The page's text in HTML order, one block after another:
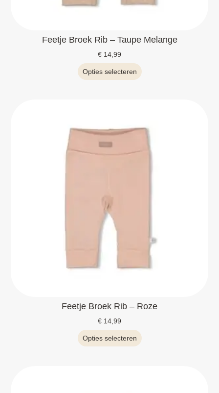
Feetje Broek Rib – Taupe Melange
€ 14,99
Opties selecteren
Feetje Broek Rib – Roze
€ 14,99
Opties selecteren